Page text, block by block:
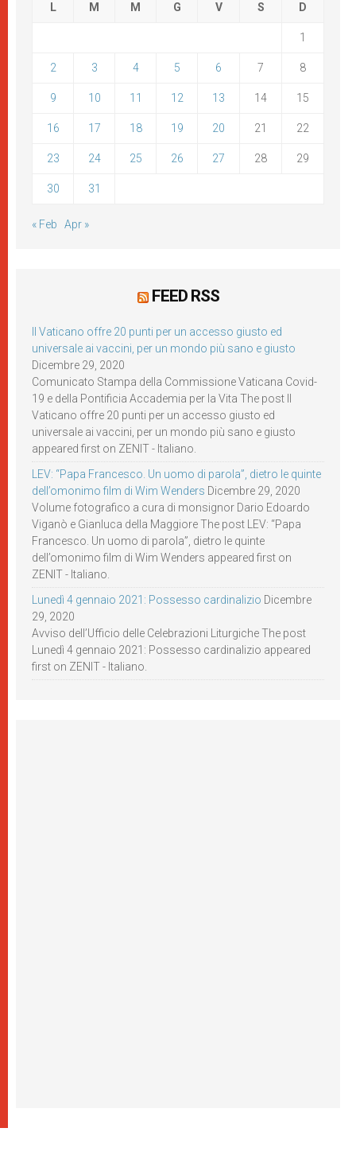
L M M G V S D
1
2 3 4 5 6 7 8
9 10 11 12 13 14 15
16 17 18 19 20 21 22
23 24 25 26 27 28 29
30 31
« Feb Apr »
FEED RSS
Il Vaticano offre 20 punti per un accesso giusto ed
universale ai vaccini, per un mondo più sano e giusto
Dicembre 29, 2020
Comunicato Stampa della Commissione Vaticana Covid-
19 e della Pontificia Accademia per la Vita The post Il
Vaticano offre 20 punti per un accesso giusto ed
universale ai vaccini, per un mondo più sano e giusto
appeared first on ZENIT - Italiano.
LEV: “Papa Francesco. Un uomo di parola”, dietro le quinte
dell’omonimo film di Wim Wenders Dicembre 29, 2020
Volume fotografico a cura di monsignor Dario Edoardo
Viganò e Gianluca della Maggiore The post LEV: “Papa
Francesco. Un uomo di parola”, dietro le quinte
dell’omonimo film di Wim Wenders appeared first on
ZENIT - Italiano.
Lunedì 4 gennaio 2021: Possesso cardinalizio Dicembre
29, 2020
Avviso dell’Ufficio delle Celebrazioni Liturgiche The post
Lunedì 4 gennaio 2021: Possesso cardinalizio appeared
first on ZENIT - Italiano.